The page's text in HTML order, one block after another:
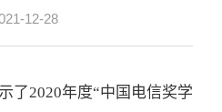
12-28
了2020年度“中国电信奖学